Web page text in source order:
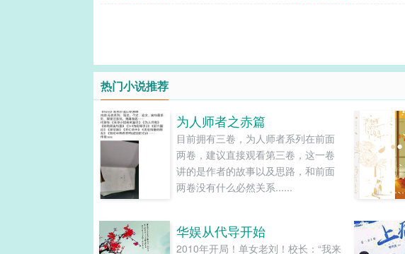
热门小说推荐
为人师者之赤篇
目前拥有三卷，为人师者系列在前面
两卷，建议直接观看第三卷，这一卷
讲的是作者的故事以及思路，和前面
两卷没有什么必然关系......
华娱从代导开始
2010年开局！单女老刘！校长：“我来